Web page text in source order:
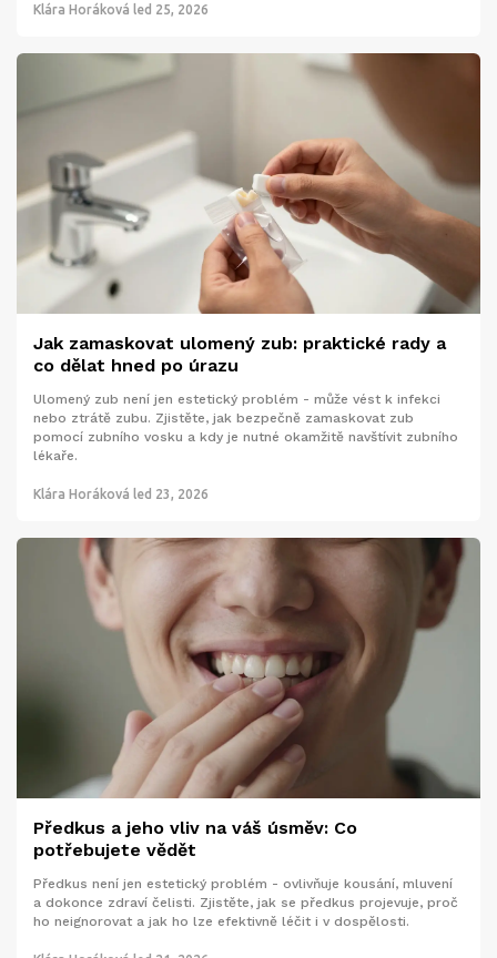
Klára Horáková led 25, 2026
Jak zamaskovat ulomený zub: praktické rady a
co dělat hned po úrazu
Ulomený zub není jen estetický problém - může vést k infekci
nebo ztrátě zubu. Zjistěte, jak bezpečně zamaskovat zub
pomocí zubního vosku a kdy je nutné okamžitě navštívit zubního
lékaře.
Klára Horáková led 23, 2026
Předkus a jeho vliv na váš úsměv: Co
potřebujete vědět
Předkus není jen estetický problém - ovlivňuje kousání, mluvení
a dokonce zdraví čelisti. Zjistěte, jak se předkus projevuje, proč
ho neignorovat a jak ho lze efektivně léčit i v dospělosti.